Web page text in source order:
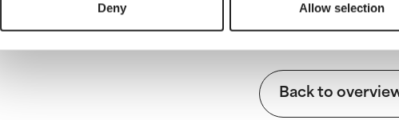
Deny Allow selection
Back to